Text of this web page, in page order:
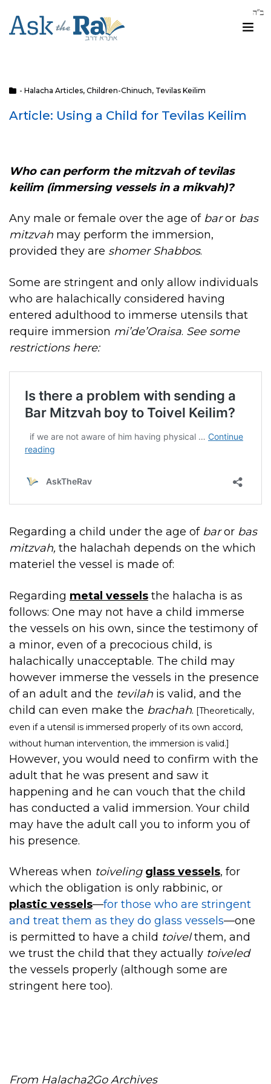
- Halacha Articles, Children-Chinuch, Tevilas Keilim
Article: Using a Child for Tevilas Keilim
Who can perform the mitzvah of tevilas
keilim (immersing vessels in a mikvah)?
Any male or female over the age of baror bas
mitzvah may perform the immersion,
provided they are shomer Shabbos.
Some are stringent and only allow individuals
who are halachically considered having
entered adulthood to immerse utensils that
require immersion mi’de’Oraisa. See some
restrictions here:
Regarding a child under the age of baror bas
mitzvah, the halachah depends on the which
materiel the vessel is made of:
Regarding metal vessels the halacha is as
follows: One may not have a child immerse
the vessels on his own, since the testimony of
a minor, even of a precocious child, is
halachically unacceptable. The child may
however immerse the vessels in the presence
of an adult and the tevilah is valid, and the
child can even make the brachah. [Theoretically,
even if a utensil is immersed properly of its own accord,
without human intervention, the immersion is valid.]
However, you would need to confirm with the
adult that he was present and saw it
happening and he can vouch that the child
has conducted a valid immersion. Your child
may have the adult call you to inform you of
his presence.
Whereas when toiveling glass vessels, for
which the obligation is only rabbinic, or
plastic vessels—for those who are stringent
and treat them as they do glass vessels—one
is permitted to have a child toivelthem, and
we trust the child that they actually toiveled
the vessels properly (although some are
stringent here too).
From Halacha2Go Archives